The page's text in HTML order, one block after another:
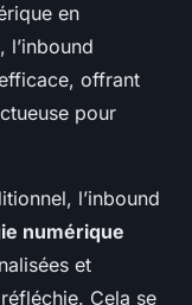
en
l’inbound
offrant
pour
l’inbound
numérique
et
Cela se